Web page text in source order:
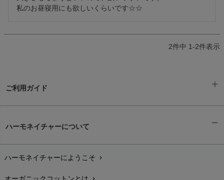
私のお昼寝用にも欲しいくらいです☆☆
2件中 1-2件表示
ご利用ガイド
配送と送料chevron_right
ハーモネイチャーについて
ハーモネイチャーにようこそ chevron_right